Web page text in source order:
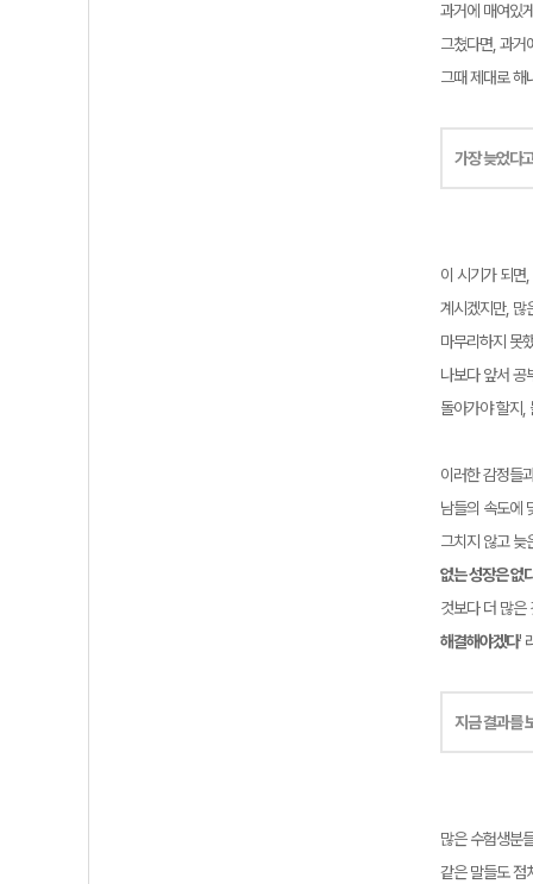
과거에 매여있
그쳤다면, 과거
그때 제대로 해
가장 늦었다
이 시기가 되면
계시겠지만, 많
마무리하지 못
나보다 앞서 공
돌아가야 할지,
이러한 감정들
남들의 속도에
그치지 않고 늦
없는 성장은 없
것보다 더 많은
해결해야겠다'
지금 결과를
많은 수험생분
같은 말들도 점